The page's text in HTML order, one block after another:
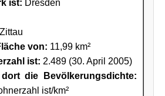
ist: Dresden
von: 11,99 km²
ist: 2.489 (30. April 2005)
die Bevölkerungsdichte:
ist/km²